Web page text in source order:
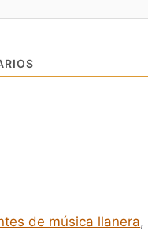
de música llanera,